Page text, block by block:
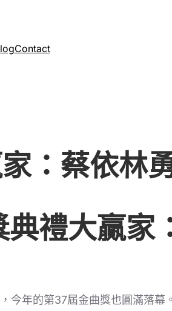
Contact
：蔡依林
典禮大贏家
今年的第37屆金曲獎也圓滿落幕